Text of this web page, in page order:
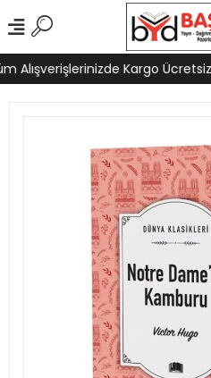
Alışverişlerinizde Kargo Ücretsiz!